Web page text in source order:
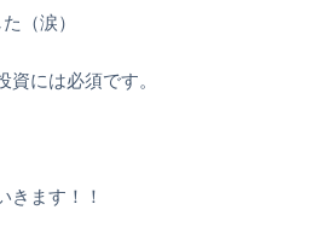
（涙）
には必須です。
きます！！